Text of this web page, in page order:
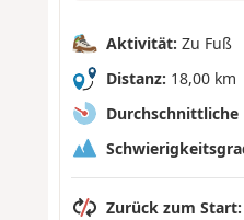
Aktivität: Zu Fuß
Distanz: 18,00 km
Durchschnittliche
Zurück zum Start: